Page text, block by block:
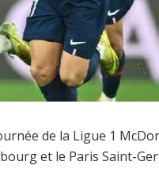
de la Ligue 1
et le Paris Saint-